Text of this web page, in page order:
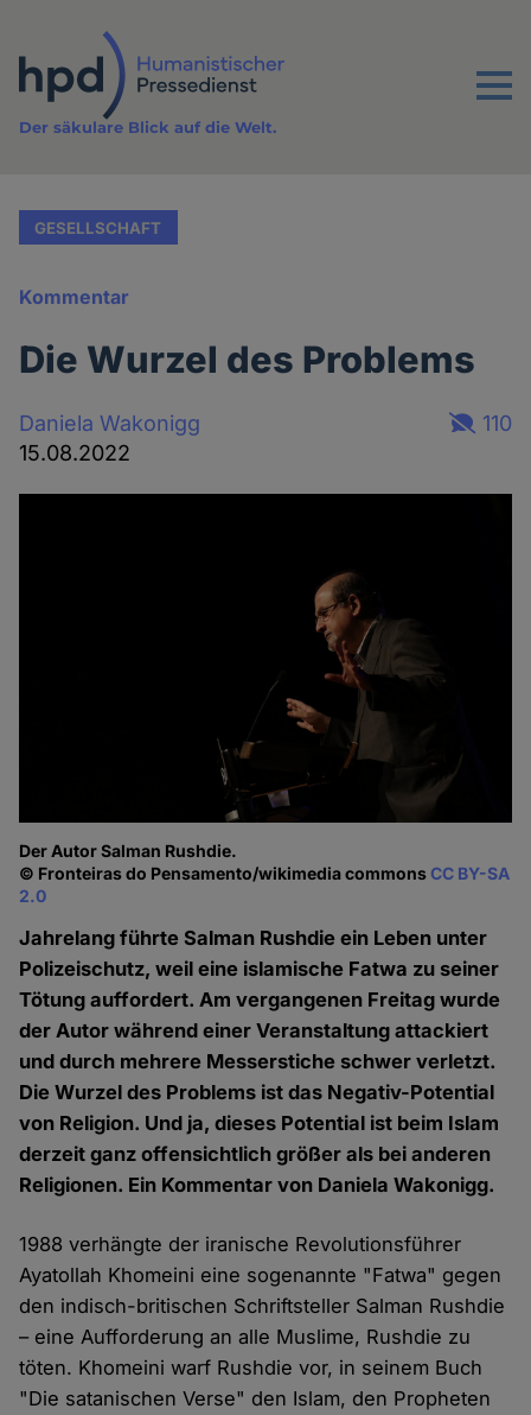
Inhalt
Menu
Der säkulare Blick auf die Welt.
GESELLSCHAFT
Kommentar
Die Wurzel des Problems
Daniela Wakonigg
15.08.2022
110
Der Autor Salman Rushdie.
© Fronteiras do Pensamento/wikimedia commonsCC BY-SA
2.0
Jahrelang führte Salman Rushdie ein Leben unter
Polizeischutz, weil eine islamische Fatwa zu seiner
Tötung auffordert. Am vergangenen Freitag wurde
der Autor während einer Veranstaltung attackiert
und durch mehrere Messerstiche schwer verletzt.
Die Wurzel des Problems ist das Negativ-Potential
von Religion. Und ja, dieses Potential ist beim Islam
derzeit ganz offensichtlich größer als bei anderen
Religionen. Ein Kommentar von Daniela Wakonigg.
1988 verhängte der iranische Revolutionsführer
Ayatollah Khomeini eine sogenannte "Fatwa" gegen
den indisch-britischen Schriftsteller Salman Rushdie
– eine Aufforderung an alle Muslime, Rushdie zu
töten. Khomeini warf Rushdie vor, in seinem Buch
"Die satanischen Verse" den Islam, den Propheten